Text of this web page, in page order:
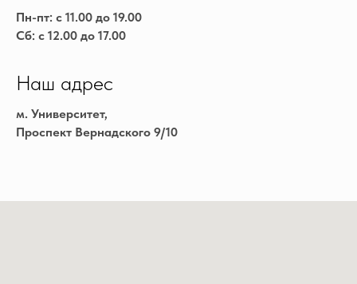
Пн-пт: с 11.00 до 19.00
Сб: с 12.00 до 17.00
Наш адрес
м. Университет,
Проспект Вернадского 9/10